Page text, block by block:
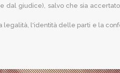
dal giudice), salvo che sia
legalità, l'identità delle parti e la